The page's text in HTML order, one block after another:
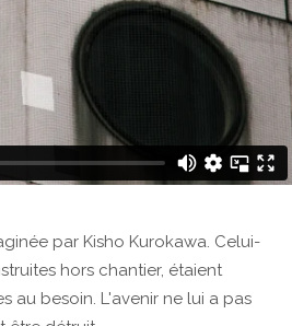
par Kisho Kurokawa. Celui-
hors chantier, étaient
au besoin. L'avenir ne lui a pas